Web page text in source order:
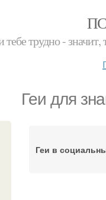
тебе трудно -
Геи для
Геи в